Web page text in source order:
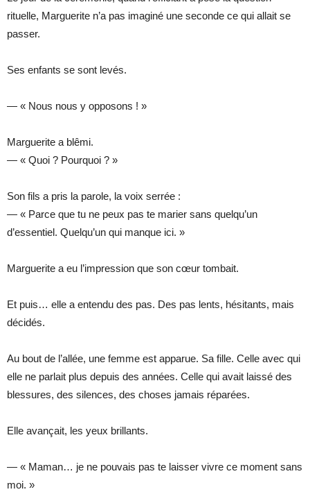
rituelle, Marguerite n’a pas imaginé une seconde ce qui allait se
passer.
Ses enfants se sont levés.
— « Nous nous y opposons ! »
Marguerite a blêmi.
— « Quoi ? Pourquoi ? »
Son fils a pris la parole, la voix serrée :
— « Parce que tu ne peux pas te marier sans quelqu’un
d’essentiel. Quelqu’un qui manque ici. »
Marguerite a eu l’impression que son cœur tombait.
Et puis… elle a entendu des pas. Des pas lents, hésitants, mais
décidés.
Au bout de l’allée, une femme est apparue. Sa fille. Celle avec qui
elle ne parlait plus depuis des années. Celle qui avait laissé des
blessures, des silences, des choses jamais réparées.
Elle avançait, les yeux brillants.
— « Maman… je ne pouvais pas te laisser vivre ce moment sans
moi. »